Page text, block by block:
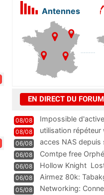
Antennes
EN DIRECT DU FORUM
08/08
Impossible
résiliation
08/08 utilisation
06/08 acces NAS depuis
06/08 Comtpe free
06/08 Hollow Knight 
06/08
Airmez 80k:
Technologie und
05/08 Networking: